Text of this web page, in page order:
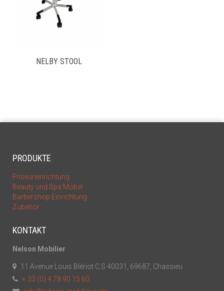
NELBY STOOL
PRODUKTE
Friseureinrichtung
Beauty und Spa Möbel
Barbershop Einrichtung
Zubehör
KONTAKT
Nelson Mobilier
11 Avenue Louis Blériot C.S 40031, 69687, Chassieu
+ 33 (0) 4 78 90 15 60